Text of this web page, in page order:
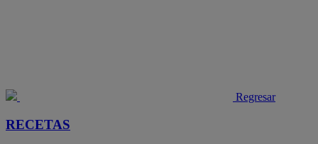
Regresar
RECETAS